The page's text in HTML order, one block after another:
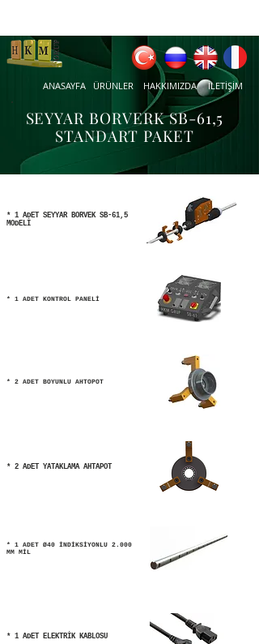
ANASAYFA ÜRÜNLER HAKKIMIZDA İLETİŞİM
SEYYAR BORVERK SB-61,5
STANDART PAKET
* 1 ADET SEYYAR BORVEK SB-61,5
MODELİ
* 1 ADET KONTROL PANELİ
* 2 ADET BOYUNLU AHTOPOT
* 2 ADET YATAKLAMA AHTAPOT
* 1 ADET Ø40 İNDİKSİYONLU 2.000
MM MİL
* 1 ADET ELEKTRİK KABLOSU